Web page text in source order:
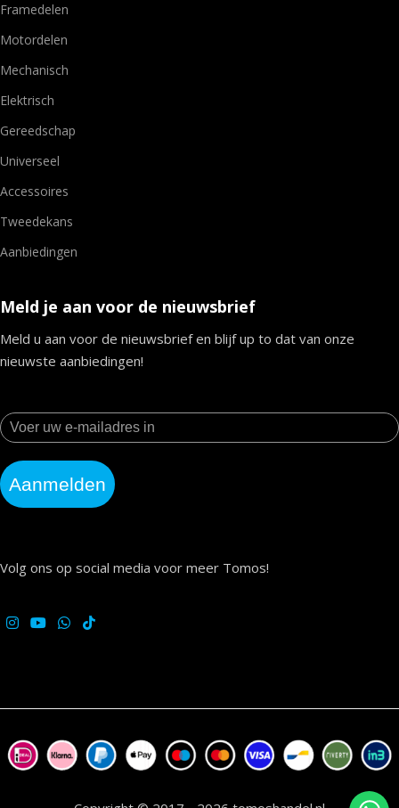
Framedelen
Motordelen
Mechanisch
Elektrisch
Gereedschap
Universeel
Accessoires
Tweedekans
Aanbiedingen
Meld je aan voor de nieuwsbrief
Meld u aan voor de nieuwsbrief en blijf up to dat van onze
nieuwste aanbiedingen!
Aanmelden
Volg ons op social media voor meer Tomos!